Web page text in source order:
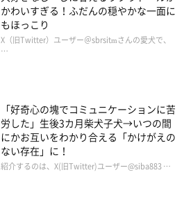
かわいすぎる！ふだんの穏やかな一面に
もほっこり
X（旧Twitter）ユーザー＠sbrsitmさんの愛犬で、
…
「好奇心の塊でコミュニケーションに苦
労した」生後3カ月柴犬子犬→いつの間
にかお互いをわかり合える「かけがえの
ない存在」に！
紹介するのは、X(旧Twitter)ユーザー@siba883 …